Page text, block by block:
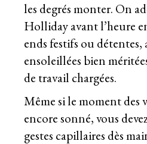
les degrés monter. On
Holliday avant l’heure
ends festifs ou détentes,
ensoleillées bien
de travail chargées.
Même si le moment des
encore sonné, vous
gestes capillaires dès